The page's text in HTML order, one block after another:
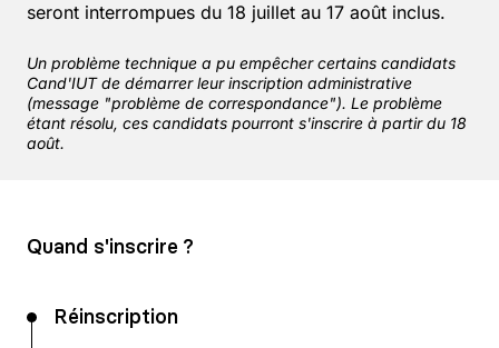
seront interrompues du 18 juillet au 17 août inclus.
Un problème technique a pu empêcher certains candidats
Cand'IUT de démarrer leur inscription administrative
(message "problème de correspondance"). Le problème
étant résolu, ces candidats pourront s'inscrire à partir du 18
août.
Quand s'inscrire ?
Réinscription